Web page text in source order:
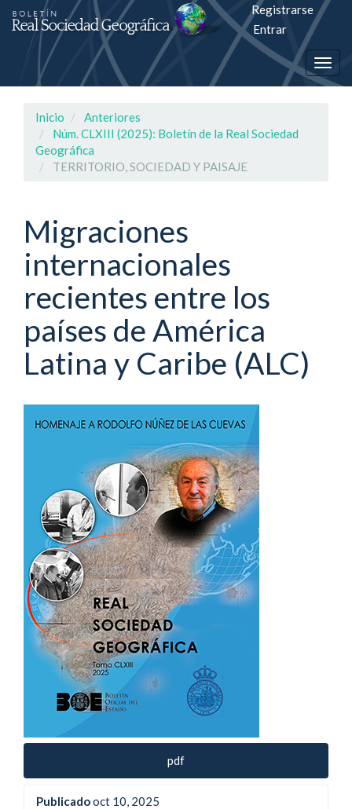
Salto
rápiso
a
página
Navegación
principal
Contenido
principal
Barra
lateral
Registrarse
Entrar
Inicio
Anteriores
Núm. CLXIII (2025): Boletín de la Real Sociedad
Geográfica
TERRITORIO, SOCIEDAD Y PAISAJE
Migraciones
internacionales
recientes entre los
países de América
Latina y Caribe (ALC)
Barra
artículo
pdf
Publicadooct 10, 2025